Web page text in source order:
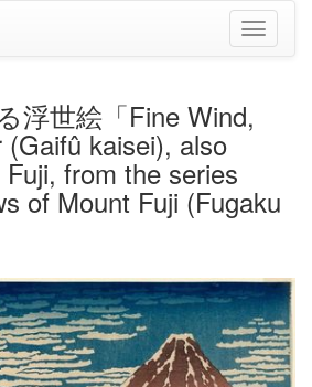
ナ
ビ
切
え
浮世絵「Fine Wind,
(Gaifû kaisei), also
from the series
of Mount Fuji (Fugaku